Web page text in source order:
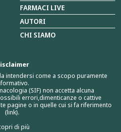
intendersi come a scopo puramente
(SIF) non accetta alcuna
errori,dimenticanze o cattive
pagine o in quelle cui si fa riferimento
(link).
di più
FARMACI LIVE
AUTORI
CHI SIAMO